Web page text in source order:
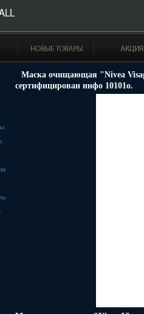
Маска очищающая "Nivea
сертифицирован инфо 10101o.